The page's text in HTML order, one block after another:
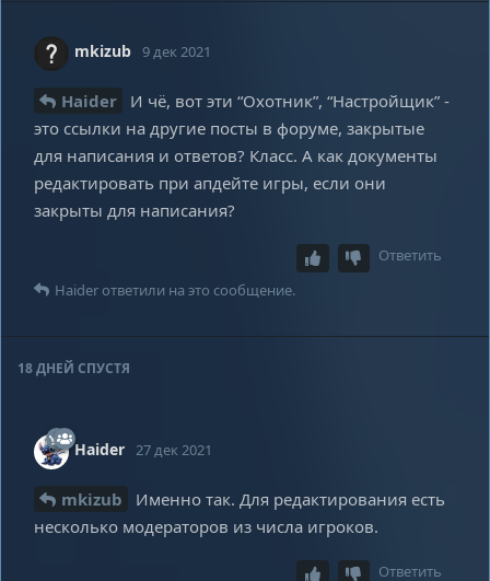
mkizub 9 дек 2021
Haider
И чё, вот эти “Охотник”, “Настройщик” -
это ссылки на другие посты в форуме, закрытые
для написания и ответов? Класс. А как документы
редактировать при апдейте игры, если они
закрыты для написания?
Ответить
Haider ответили на это сообщение.
18 ДНЕЙ СПУСТЯ
Haider 27 дек 2021
mkizub
Именно так. Для редактирования есть
несколько модераторов из числа игроков.
Ответить